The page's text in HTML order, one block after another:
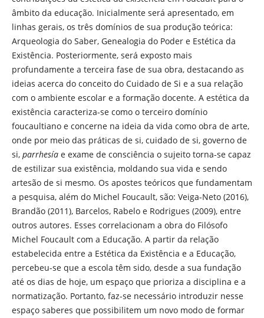
âmbito da educação. Inicialmente será apresentado, em
linhas gerais, os três domínios de sua produção teórica:
Arqueologia do Saber, Genealogia do Poder e Estética da
Existência. Posteriormente, será exposto mais
profundamente a terceira fase de sua obra, destacando as
ideias acerca do conceito do Cuidado de Si e a sua relação
com o ambiente escolar e a formação docente. A estética da
existência caracteriza-se como o terceiro domínio
foucaultiano e concerne na ideia da vida como obra de arte,
onde por meio das práticas de si, cuidado de si, governo de
si, parrhesíae exame de consciência o sujeito torna-se capaz
de estilizar sua existência, moldando sua vida e sendo
artesão de si mesmo. Os apostes teóricos que fundamentam
a pesquisa, além do Michel Foucault, são: Veiga-Neto (2016),
Brandão (2011), Barcelos, Rabelo e Rodrigues (2009), entre
outros autores. Esses correlacionam a obra do Filósofo
Michel Foucault com a Educação. A partir da relação
estabelecida entre a Estética da Existência e a Educação,
percebeu-se que a escola têm sido, desde a sua fundação
até os dias de hoje, um espaço que prioriza a disciplina e a
normatização. Portanto, faz-se necessário introduzir nesse
espaço saberes que possibilitem um novo modo de formar